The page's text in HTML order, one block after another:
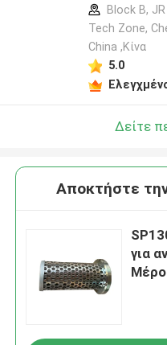
Block B,
Tech Zone,
China ,Κίνα
5.0
Δείτε
Αποκτήστε
για